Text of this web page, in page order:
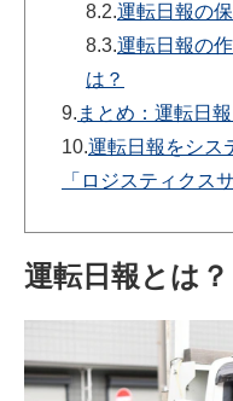
8.2.運転日報の
8.3.運転日報の
は？
9. まとめ：運転日
10.運転日報をシス
「ロジスティクス
運転日報とは？